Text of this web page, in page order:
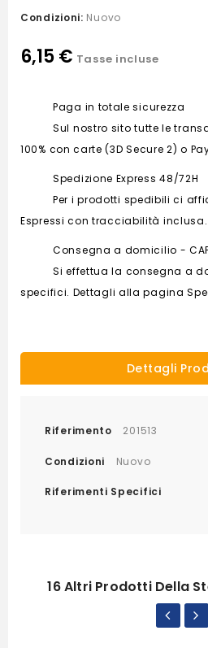
Condizioni: Nuovo
6,15 € Tasse incluse
Paga in totale sicurezza
Sul nostro sito tutte le
100% con carte (3D Secure 2) o
Spedizione Express 48/72H
Per i prodotti spedibili ci
Espressi con tracciabilità inclusa.
Consegna a domicilio - CAP
Si effettua la consegna a
specifici. Dettagli alla pagina
Dettagli
Riferimento 201513
Condizioni Nuovo
Riferimenti Specifici
16 Altri Prodotti Della